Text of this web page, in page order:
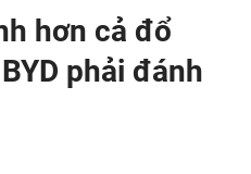
hơn cả đổ
phải đánh